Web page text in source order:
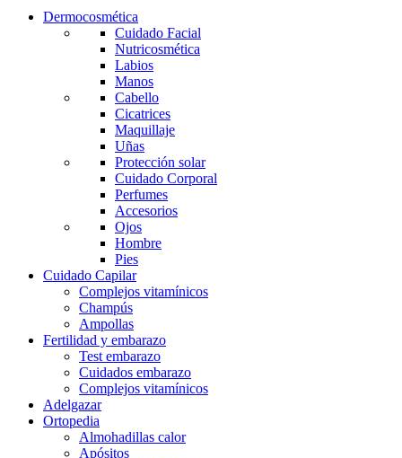
Dermocosmética
Cuidado Facial
Nutricosmética
Labios
Manos
Cabello
Cicatrices
Maquillaje
Uñas
Protección solar
Cuidado Corporal
Perfumes
Accesorios
Ojos
Hombre
Pies
Cuidado Capilar
Complejos vitamínicos
Champús
Ampollas
Fertilidad y embarazo
Test embarazo
Cuidados embarazo
Complejos vitamínicos
Adelgazar
Ortopedia
Almohadillas calor
Apósitos